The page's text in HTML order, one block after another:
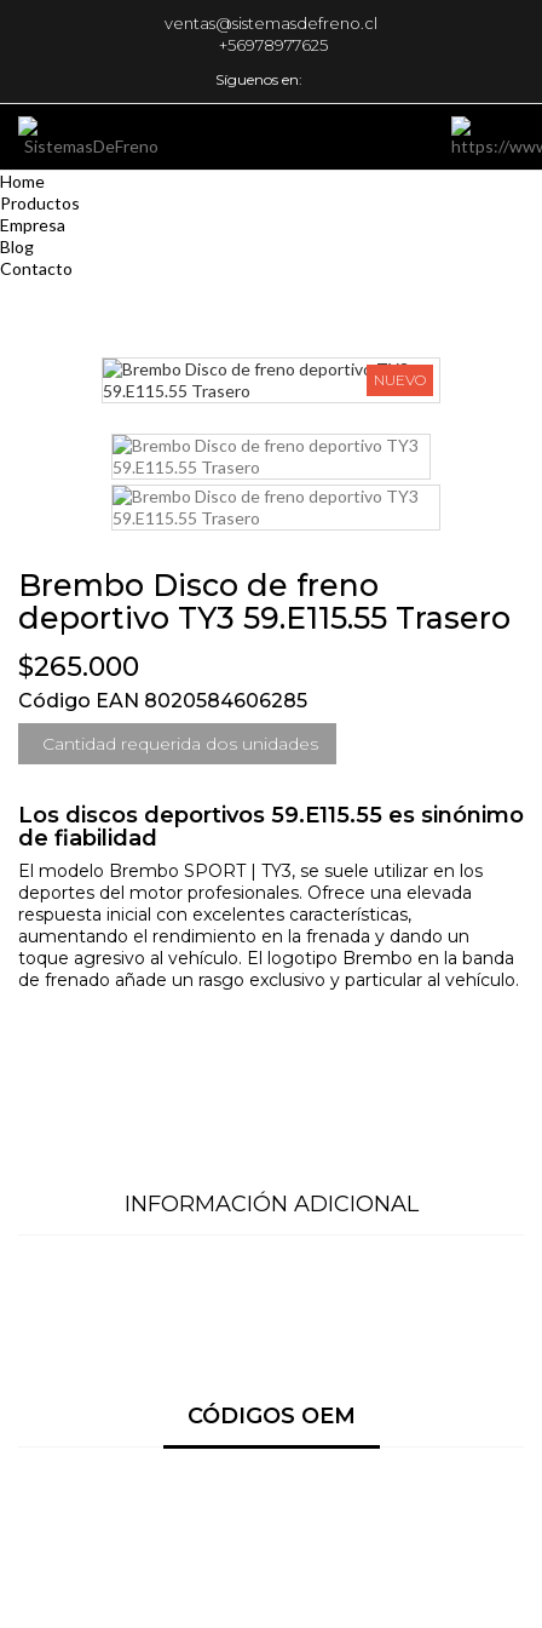
ventas@sistemasdefreno.cl
+56978977625
Síguenos en:
Home
Productos
Empresa
Blog
Contacto
NUEVO
Brembo Disco de freno
deportivo TY3 59.E115.55 Trasero
$265.000
Código EAN 8020584606285
Cantidad requerida dos unidades
Los discos deportivos 59.E115.55 es sinónimo
de fiabilidad
El modelo Brembo SPORT | TY3, se suele utilizar en los
deportes del motor profesionales. Ofrece una elevada
respuesta inicial con excelentes características,
aumentando el rendimiento en la frenada y dando un
toque agresivo al vehículo. El logotipo Brembo en la banda
de frenado añade un rasgo exclusivo y particular al vehículo.
INFORMACIÓN ADICIONAL
CÓDIGOS OEM